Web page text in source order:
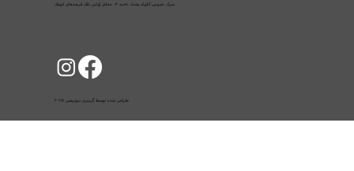
سرک عمومی کلوله پشتۀ، ناحیه ۴، مقابل اولین بانک قرضه‌های کوچک
طراحی شده توسط گردیزی نیوتریشن ۲۰۲۵